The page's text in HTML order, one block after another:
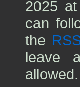
2025
can
the
leave
allowed.